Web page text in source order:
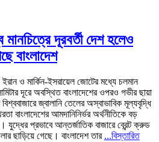
দূরবর্তী দেশ হলেও
বাংলাদেশ
ও মার্কিন-ইসরায়েল জোটের মধ্যে চলমান
দূরে অবস্থিত বাংলাদেশের ওপরও গভীর ছায়া
জ্বালানি তেলের অস্বাভাবিক মূল্যবৃদ্ধি
বাংলাদেশের আমদানিনির্ভর অর্থনীতিকে বড়
যুদ্ধের প্রভাবে আন্তর্জাতিক বাজারে ব্রেন্ট ক্রুড
ছাড়িয়ে গেছে। বাংলাদেশ তার ...বিস্তারিত